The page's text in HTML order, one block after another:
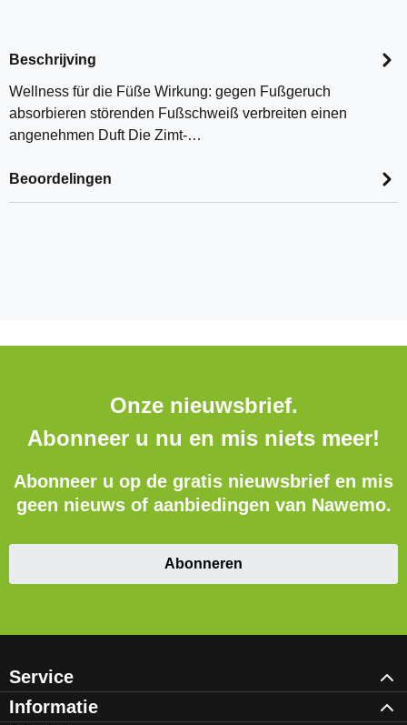
Beschrijving
Wellness für die Füße Wirkung: gegen Fußgeruch
absorbieren störenden Fußschweiß verbreiten einen
angenehmen Duft Die Zimt-…
Beoordelingen
Onze nieuwsbrief.
Abonneer u nu en mis niets meer!
Abonneer u op de gratis nieuwsbrief en mis
geen nieuws of aanbiedingen van Nawemo.
Abonneren
Service
Informatie